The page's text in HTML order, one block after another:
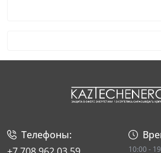
Телефоны:
10:00 -